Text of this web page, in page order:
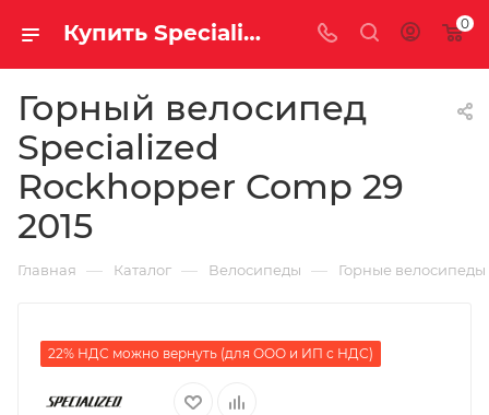
Купить Specialized Rockhopper Comp 29 2015 за рублей, а со скидкой 0
Горный велосипед
Specialized
Rockhopper Comp 29
2015
Главная — Каталог — Велосипеды — Горные велосипеды
22% НДС можно вернуть (для ООО и ИП с НДС)